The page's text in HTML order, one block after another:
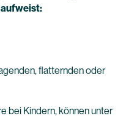
aufweist:
flatternden oder
bei Kindern, können unter